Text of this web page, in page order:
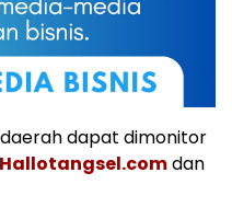
dapat dimonitor
Hallotangsel.comdan